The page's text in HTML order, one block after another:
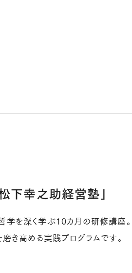
下幸之助経営塾」
学を深く学ぶ10カ月の研修講座
磨き高める実践プログラムです。